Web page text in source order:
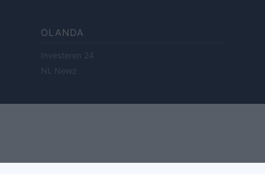
OLANDA
Investeren 24
NL Newz